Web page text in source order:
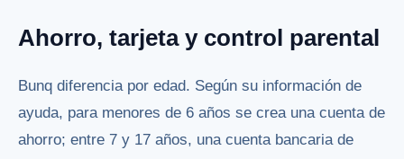
Ahorro, tarjeta y control parental
Bunq diferencia por edad. Según su información de
ayuda, para menores de 6 años se crea una cuenta de
ahorro; entre 7 y 17 años, una cuenta bancaria de